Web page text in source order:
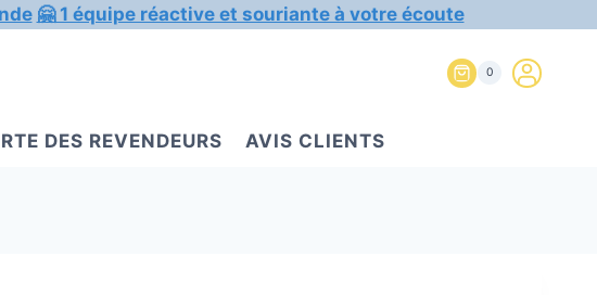
🤗 1 équipe réactive et souriante à votre écoute
0
DES REVENDEURS AVIS CLIENTS